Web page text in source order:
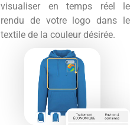
visualiser en temps réel le
rendu de votre logo dans le
textile de la couleur désirée.